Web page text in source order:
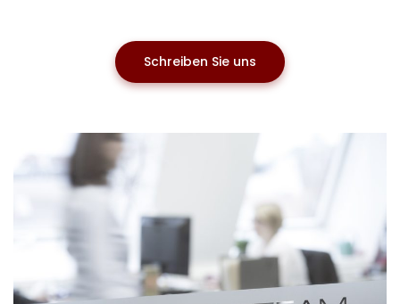
Schreiben Sie uns